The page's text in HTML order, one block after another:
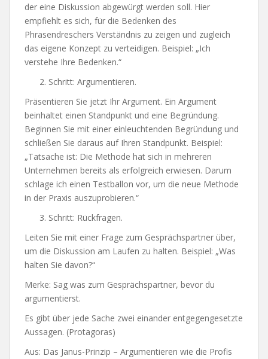
der eine Diskussion abgewürgt werden soll. Hier
empfiehlt es sich, für die Bedenken des
Phrasendreschers Verständnis zu zeigen und zugleich
das eigene Konzept zu verteidigen. Beispiel: „Ich
verstehe Ihre Bedenken.“
Schritt: Argumentieren.
Präsentieren Sie jetzt Ihr Argument. Ein Argument
beinhaltet einen Standpunkt und eine Begründung.
Beginnen Sie mit einer einleuchtenden Begründung und
schließen Sie daraus auf Ihren Standpunkt. Beispiel:
„Tatsache ist: Die Methode hat sich in mehreren
Unternehmen bereits als erfolgreich erwiesen. Darum
schlage ich einen Testballon vor, um die neue Methode
in der Praxis auszuprobieren.“
Schritt: Rückfragen.
Leiten Sie mit einer Frage zum Gesprächspartner über,
um die Diskussion am Laufen zu halten. Beispiel: „Was
halten Sie davon?“
Merke: Sag was zum Gesprächspartner, bevor du
argumentierst.
Es gibt über jede Sache zwei einander entgegengesetzte
Aussagen. (Protagoras)
Aus: Das Janus-Prinzip – Argumentieren wie die Profis